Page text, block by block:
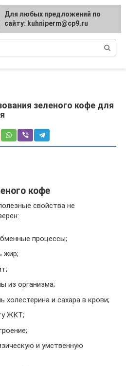
кофе
зеленого кофе для
кофе
свойства не
процессы;
жир;
из организма;
холестерина и сахара в крови;
ЖКТ;
и умственную
Для любых предложений по
сайту: kuhniperm@cp9.ru